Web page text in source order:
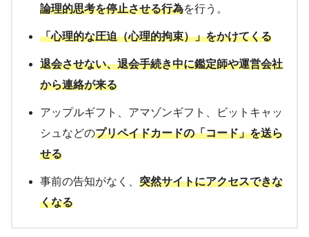
論理的思考を停止させる行為を行う。
「心理的な圧迫（心理的拘束）」をかけてくる
退会させない、退会手続き中に鑑定師や運営会社
から連絡が来る
アップルギフト、アマゾンギフト、ビットキャッ
シュなどのプリペイドカードの「コード」を送ら
せる
事前の告知がなく、 突然サイトにアクセスできな
くなる